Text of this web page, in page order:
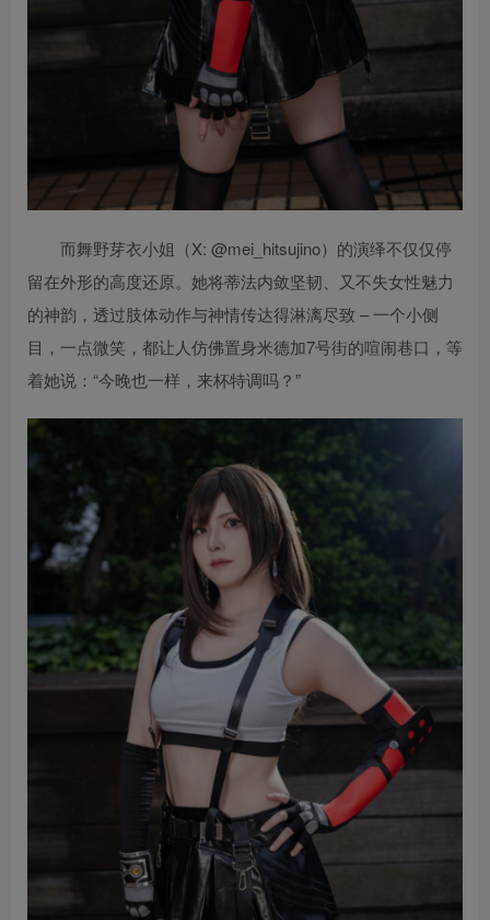
而舞野芽衣小姐（X: @mei_hitsujino）的演绎不仅仅停
留在外形的高度还原。她将蒂法内敛坚韧、又不失女性魅力
的神韵，透过肢体动作与神情传达得淋漓尽致 – 一个小侧
目，一点微笑，都让人仿佛置身米德加7号街的喧闹巷口，等
着她说：“今晚也一样，来杯特调吗？”